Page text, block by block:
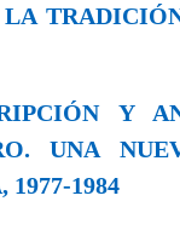
LA
Y
UNA
1977-1984